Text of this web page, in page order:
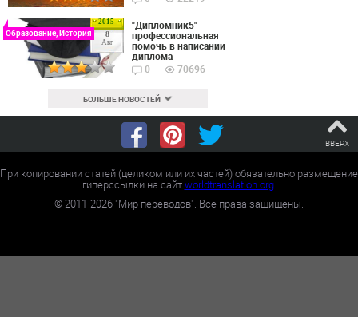
2015
8
Авг
Образование, История
"Дипломник5" -
профессиональная
помочь в написании
диплома
0
70696
БОЛЬШЕ НОВОСТЕЙ
ВВЕРХ
При копировании статей (целиком или их частей) обязательно размещение
гиперссылки на сайтworldtranslation.org.
©2011-2026 "Мир переводов". Все права защищены.